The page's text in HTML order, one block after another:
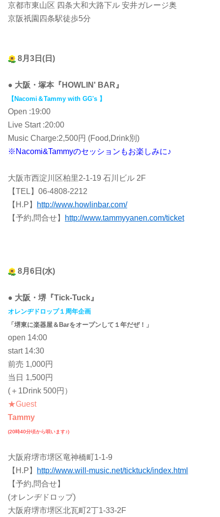
京都市東山区 四条大和大路下ル 安井ガレージ奥
京阪祇園四条駅徒歩5分
8月3日(日)
● 大阪・塚本『HOWLIN' BAR』
【Nacomi＆Tammy with GG's 】
Open :19:00
Live Start :20:00
Music Charge:2,500円 (Food,Drink別)
※Nacomi&Tammyのセッションもお楽しみに♪
大阪市西淀川区柏里2-1-19 石川ビル 2F
【TEL】06-4808-2212
【H.P】
http://www.howlinbar.com/
【予約,問合せ】
http://www.tammyyanen.com/ticket
8月6日(水)
● 大阪・堺『Tick-Tuck』
オレンヂドロップ１周年企画
「堺東に楽器屋＆Barをオープンして１年だぜ！」
open 14:00
start 14:30
前売 1,000円
当日 1,500円
(＋1Drink 500円）
★Guest
Tammy
(20時40分頃から唄います♪)
大阪府堺市堺区竜神橋町1-1-9
【H.P】
http://www.will-music.net/ticktuck/index.html
【予約,問合せ】
(オレンヂドロップ)
大阪府堺市堺区北瓦町2丁1-33-2F